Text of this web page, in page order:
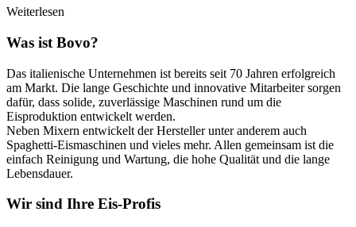
Weiterlesen
Was ist Bovo?
Das italienische Unternehmen ist bereits seit 70 Jahren erfolgreich
am Markt. Die lange Geschichte und innovative Mitarbeiter sorgen
dafür, dass solide, zuverlässige Maschinen rund um die
Eisproduktion entwickelt werden.
Neben Mixern entwickelt der Hersteller unter anderem auch
Spaghetti-Eismaschinen und vieles mehr. Allen gemeinsam ist die
einfach Reinigung und Wartung, die hohe Qualität und die lange
Lebensdauer.
Wir sind Ihre Eis-Profis